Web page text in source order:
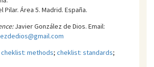
Pilar. Área 5. Madrid. España.
Javier González de Dios. Email:
cheklist: methods; cheklist: standards;